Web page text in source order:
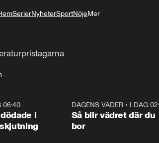
SerierNyheterSportNöjeMer
06:40
i
DAGENS VÄDER• I DAG
Så blir vädret där du
bor